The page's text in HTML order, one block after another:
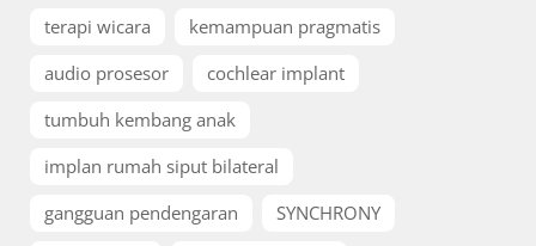
terapi wicara
kemampuan pragmatis
audio prosesor
cochlear implant
tumbuh kembang anak
implan rumah siput bilateral
gangguan pendengaran
SYNCHRONY